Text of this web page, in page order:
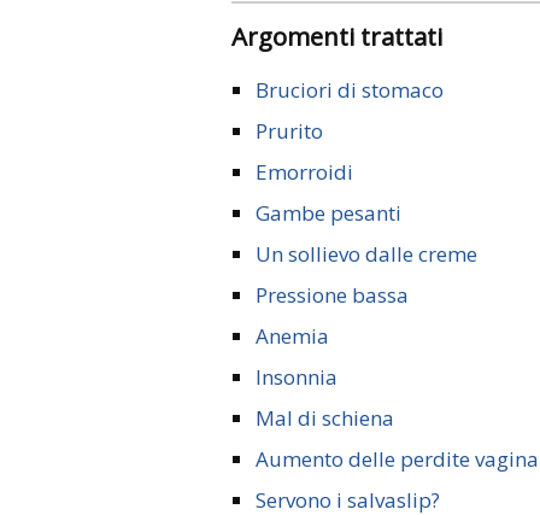
Argomenti trattati
Bruciori di stomaco
Prurito
Emorroidi
Gambe pesanti
Un sollievo dalle creme
Pressione bassa
Anemia
Insonnia
Mal di schiena
Aumento delle perdite
Servono i salvaslip?